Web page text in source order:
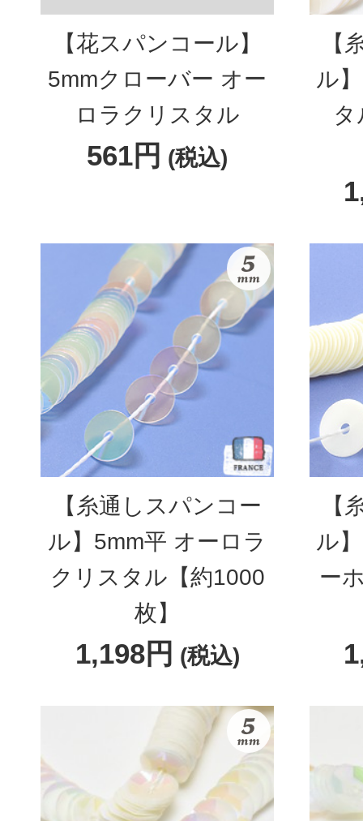
【花スパンコール】
5mmクローバー オー
ロラクリスタル
561円 (税込)
【
ル
【糸通しスパンコー
ル】5mm平 オーロラ
クリスタル【約1000
枚】
1,198円 (税込)
【
ル
ー